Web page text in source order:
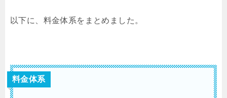
以下に、料金体系をまとめました。
料金体系